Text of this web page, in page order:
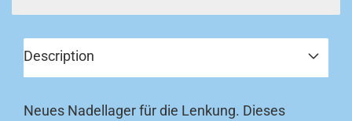
Description
Neues Nadellager für die Lenkung. Dieses